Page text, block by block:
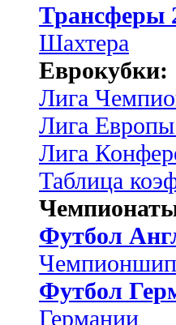
Трансферы
Шахтера
Еврокубки:
Лига
Лига Европы
Лига
Таблица
Футбол
Футбол
Германии